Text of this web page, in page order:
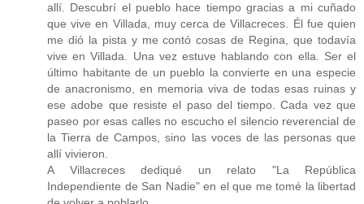
allí. Descubrí el pueblo hace tiempo gracias a mi cuñado
que vive en Villada, muy cerca de Villacreces. Él fue quien
me dió la pista y me contó cosas de Regina, que todavía
vive en Villada. Una vez estuve hablando con ella. Ser el
último habitante de un pueblo la convierte en una especie
de anacronismo, en memoria viva de todas esas ruinas y
ese adobe que resiste el paso del tiempo. Cada vez que
paseo por esas calles no escucho el silencio reverencial de
la Tierra de Campos, sino las voces de las personas que
allí vivieron.
A Villacreces dediqué un relato "La República
Independiente de San Nadie" en el que me tomé la libertad